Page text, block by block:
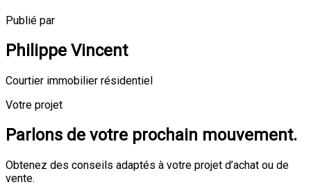
Publié par
Philippe Vincent
Courtier immobilier résidentiel
Votre projet
Parlons de votre prochain mouvement.
Obtenez des conseils adaptés à votre projet d’achat ou de
vente.